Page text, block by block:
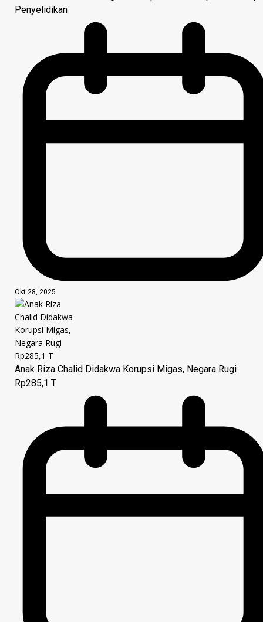
Penyelidikan
Okt 28, 2025
Anak Riza Chalid Didakwa Korupsi Migas, Negara Rugi
Rp285,1 T